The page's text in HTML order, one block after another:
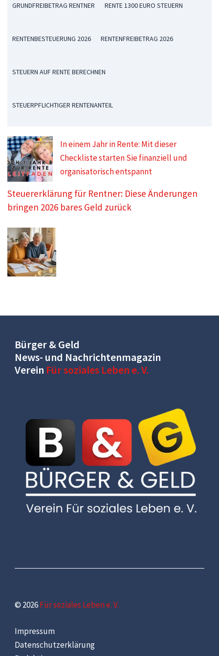
GRUNDFREIBETRAG RENTNER RENTE 1300 EURO STEUERN
RENTENBESTEUERUNG 2026 RENTENFREIBETRAG 2026
STEUERN AUF RENTE BERECHNEN
STEUERPFLICHTIGER RENTENANTEIL
In einem Jahr in Rente: Mit dieser
Checkliste starten Sie finanziell und
organisatorisch entspannt
Steuererklärung für Rentner: Diese Änderungen
bringen 2026 bares Geld zurück
Bürger & Geld
News- und Nachrichtenmagazin
Verein Für soziales Leben e. V.
© 2026Für soziales Leben e. V.
Impressum
Datenschutzerklärung